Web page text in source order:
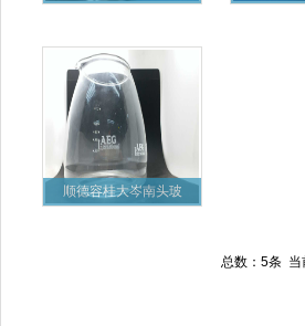
顺德容桂大岑南头玻
总数：5条 当